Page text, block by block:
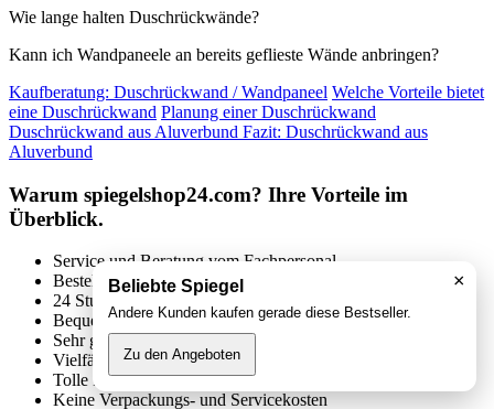
Wie lange halten Duschrückwände?
Kann ich Wandpaneele an bereits geflieste Wände anbringen?
Kaufberatung: Duschrückwand / Wandpaneel Welche Vorteile bietet
eine Duschrückwand Planung einer Duschrückwand
Duschrückwand aus Aluverbund Fazit: Duschrückwand aus
Aluverbund
Warum spiegelshop24.com? Ihre Vorteile im
Überblick.
Service und Beratung vom Fachpersonal
Bestellcheck – Wir prüfen jede Bestellung auf Kompatibilität
24 Stunden am Tag, 7 Tage die Woche
Bequem Online einkaufen
Sehr gutes Preis-Leistungs-Verhältnis
Vielfältiges Sortiment
Tolle Preise für super scharfe Produkte
Keine Verpackungs- und Servicekosten
×
Beliebte Spiegel
Andere Kunden kaufen gerade diese Bestseller.
Zu den Angeboten